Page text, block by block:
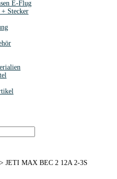
E-Flug
Stecker
> JETI MAX BEC 2 12A 2-3S